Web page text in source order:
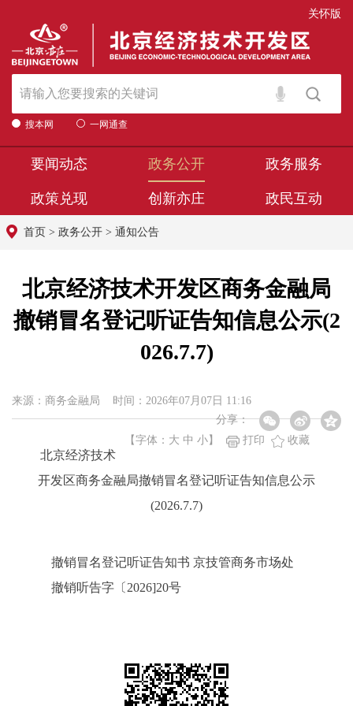
关怀版
搜本网 一网通查
要闻动态 政务公开 政务服务
政策兑现 创新亦庄 政民互动
首页 > 政务公开 > 通知公告
北京经济技术开发区商务金融局
撤销冒名登记听证告知信息公示(2
026.7.7)
来源：商务金融局 时间：2026年07月07日 11:16
分享：
【字体： 大 中 小 】 打印 收藏
北京经济技术
开发区商务金融局撤销冒名登记听证告知信息公示
(2026.7.7)
撤销冒名登记听证告知书 京技管商务市场处
撤销听告字〔2026]20号